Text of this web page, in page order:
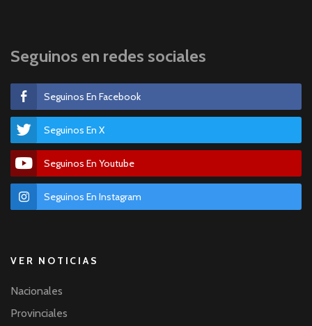
Seguinos en redes sociales
Seguinos En Facebook
Seguinos En X
Seguinos En Youtube
Seguinos En Instagram
VER NOTICIAS
Nacionales
Provinciales